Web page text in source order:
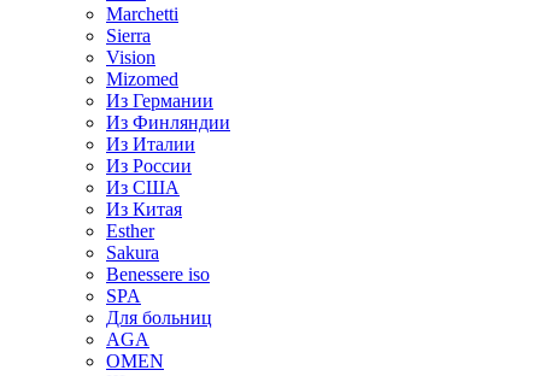
Marchetti
Sierra
Vision
Mizomed
Из Германии
Из Финляндии
Из Италии
Из России
Из США
Из Китая
Esther
Sakura
Benessere iso
SPA
Для больниц
AGA
OMEN